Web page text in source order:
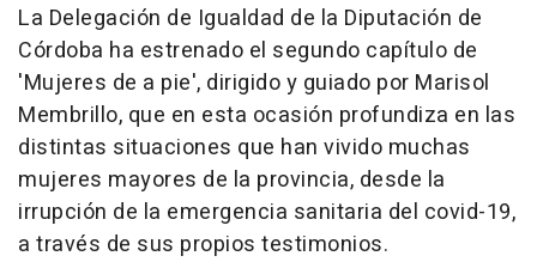
La Delegación de Igualdad de la Diputación de
Córdoba ha estrenado el segundo capítulo de
'Mujeres de a pie', dirigido y guiado por Marisol
Membrillo, que en esta ocasión profundiza en las
distintas situaciones que han vivido muchas
mujeres mayores de la provincia, desde la
irrupción de la emergencia sanitaria del covid-19,
a través de sus propios testimonios.